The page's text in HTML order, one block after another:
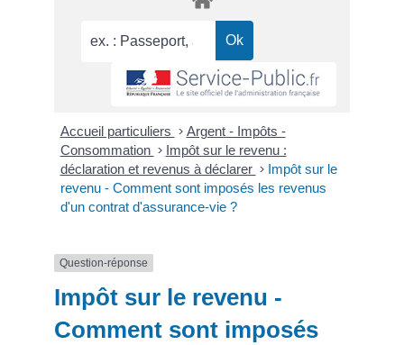
Accueil particuliers > Argent - Impôts -
Consommation > Impôt sur le revenu :
déclaration et revenus à déclarer > Impôt sur le
revenu - Comment sont imposés les revenus
d'un contrat d'assurance-vie ?
Question-réponse
Impôt sur le revenu -
Comment sont imposés